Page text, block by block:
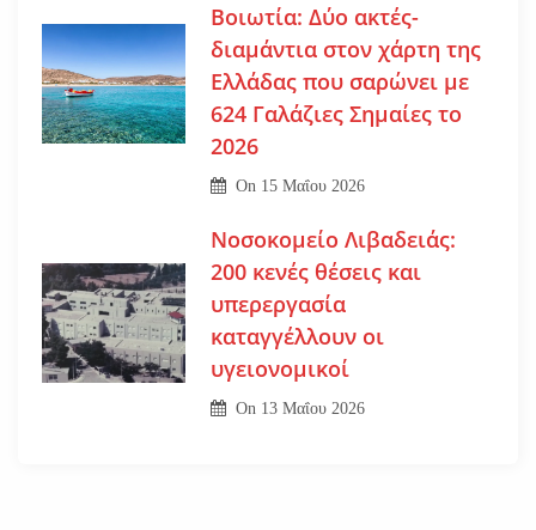
Βοιωτία: Δύο ακτές-
διαμάντια στον χάρτη της
Ελλάδας που σαρώνει με
624 Γαλάζιες Σημαίες το
2026
On 15 Μαΐου 2026
Νοσοκομείο Λιβαδειάς:
200 κενές θέσεις και
υπερεργασία
καταγγέλλουν οι
υγειονομικοί
On 13 Μαΐου 2026